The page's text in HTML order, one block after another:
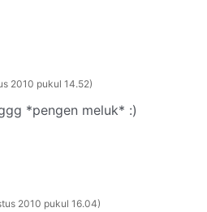
2010 pukul 14.52
*pengen meluk* :)
2010 pukul 16.04